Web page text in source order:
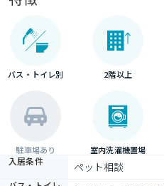
バス・トイレ別 2階以上
駐車場あり 室内洗濯機置場
入居条件 ペット相談